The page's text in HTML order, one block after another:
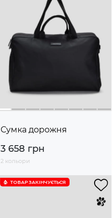
Сумка дорожня
3 658 грн
2 кольори
ТОВАР ЗАКІНЧУЄTЬСЯ